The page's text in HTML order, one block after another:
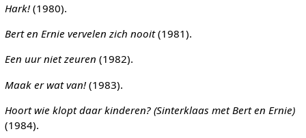
Hark!(1980).
Bert en Ernie vervelen zich nooit(1981).
Een uur niet zeuren (1982).
Maak er wat van!(1983).
Hoort wie klopt daar kinderen? (Sinterklaas met Bert en Ernie)
(1984).